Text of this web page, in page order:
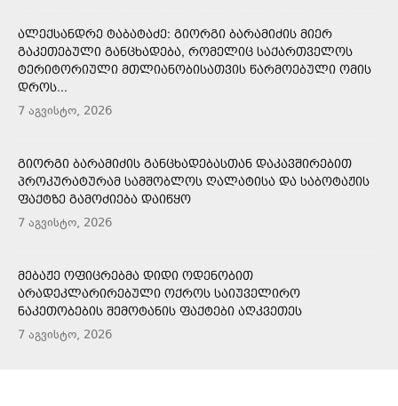
ᲐᲚᲔᲥᲡᲐᲜᲓᲠᲔ ᲢᲐᲑᲐᲢᲐᲫᲔ: ᲒᲘᲝᲠᲒᲘ ᲑᲐᲠᲐᲛᲘᲫᲘᲡ ᲛᲘᲔᲠ
ᲒᲐᲙᲔᲗᲔᲑᲣᲚᲘ ᲒᲐᲜᲪᲮᲐᲓᲔᲑᲐ, ᲠᲝᲛᲔᲚᲘᲪ ᲡᲐᲥᲐᲠᲗᲕᲔᲚᲝᲡ
ᲢᲔᲠᲘᲢᲝᲠᲘᲣᲚᲘ ᲛᲗᲚᲘᲐᲜᲝᲑᲘᲡᲐᲗᲕᲘᲡ ᲬᲐᲠᲛᲝᲔᲑᲣᲚᲘ ᲝᲛᲘᲡ
ᲓᲠᲝᲡ...
7 აგვისტო, 2026
ᲒᲘᲝᲠᲒᲘ ᲑᲐᲠᲐᲛᲘᲫᲘᲡ ᲒᲐᲜᲪᲮᲐᲓᲔᲑᲐᲡᲗᲐᲜ ᲓᲐᲙᲐᲕᲨᲘᲠᲔᲑᲘᲗ
ᲞᲠᲝᲙᲣᲠᲐᲢᲣᲠᲐᲛ ᲡᲐᲛᲨᲝᲑᲚᲝᲡ ᲦᲐᲚᲐᲢᲘᲡᲐ ᲓᲐ ᲡᲐᲑᲝᲢᲐᲟᲘᲡ
ᲤᲐᲥᲢᲖᲔ ᲒᲐᲛᲝᲫᲘᲔᲑᲐ ᲓᲐᲘᲬᲧᲝ
7 აგვისტო, 2026
ᲛᲔᲑᲐᲟᲔ ᲝᲤᲘᲪᲠᲔᲑᲛᲐ ᲓᲘᲓᲘ ᲝᲓᲔᲜᲝᲑᲘᲗ
ᲐᲠᲐᲓᲔᲙᲚᲐᲠᲘᲠᲔᲑᲣᲚᲘ ᲝᲥᲠᲝᲡ ᲡᲐᲘᲣᲕᲔᲚᲘᲠᲝ
ᲜᲐᲙᲔᲗᲝᲑᲔᲑᲘᲡ ᲨᲔᲛᲝᲢᲐᲜᲘᲡ ᲤᲐᲥᲢᲔᲑᲘ ᲐᲦᲙᲕᲔᲗᲔᲡ
7 აგვისტო, 2026